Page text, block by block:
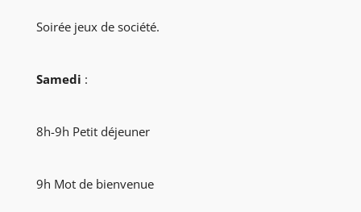
Soirée jeux de société.
Samedi :
8h-9h Petit déjeuner
9h Mot de bienvenue